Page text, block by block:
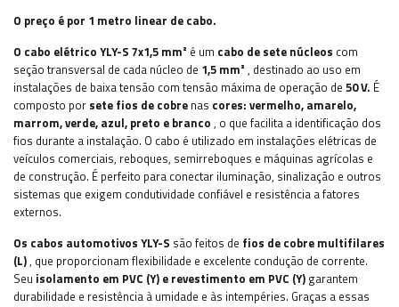
O preço é por 1 metro linear de cabo.
O cabo elétrico YLY-S 7x1,5 mm² é um cabo de sete núcleos com
seção transversal de cada núcleo de 1,5 mm² , destinado ao uso em
instalações de baixa tensão com tensão máxima de operação de 50 V. É
composto por sete fios de cobre nas cores: vermelho, amarelo,
marrom, verde, azul, preto e branco , o que facilita a identificação dos
fios durante a instalação. O cabo é utilizado em instalações elétricas de
veículos comerciais, reboques, semirreboques e máquinas agrícolas e
de construção. É perfeito para conectar iluminação, sinalização e outros
sistemas que exigem condutividade confiável e resistência a fatores
externos.
Os cabos automotivos YLY-S são feitos de fios de cobre multifilares
(L), que proporcionam flexibilidade e excelente condução de corrente.
Seu isolamento em PVC (Y) e revestimento em PVC (Y) garantem
durabilidade e resistência à umidade e às intempéries. Graças a essas